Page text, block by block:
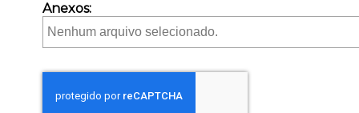
Anexos:
Nenhum arquivo selecionado.